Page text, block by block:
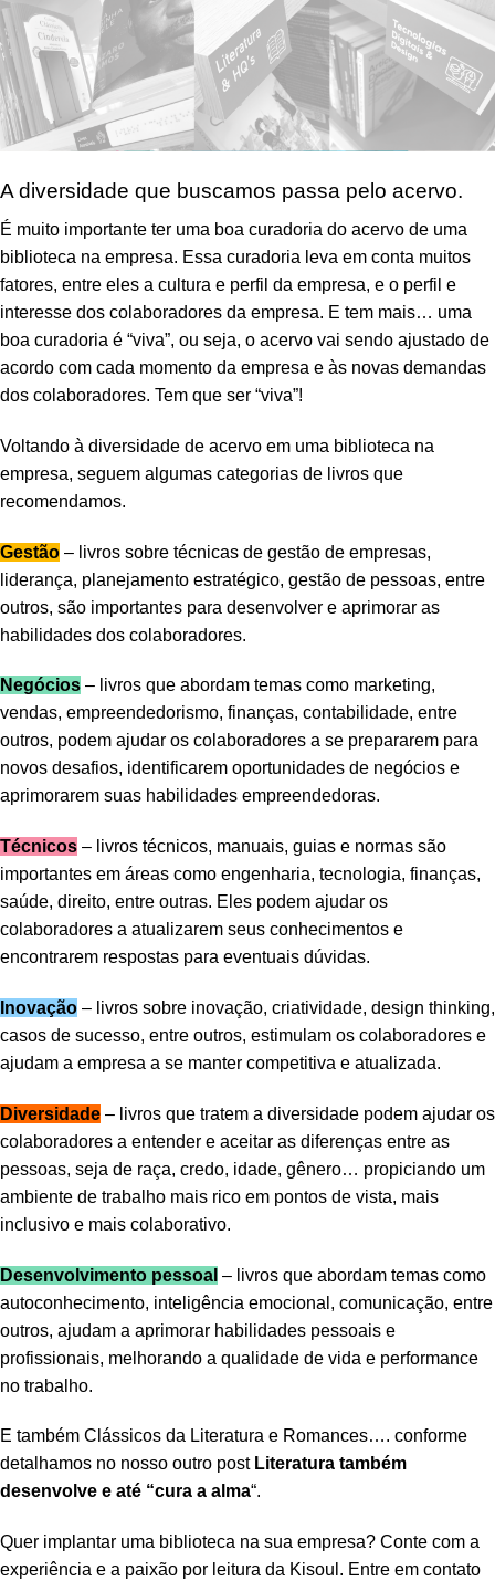
A diversidade que buscamos passa pelo acervo.
É muito importante ter uma boa curadoria do acervo de uma
biblioteca na empresa. Essa curadoria leva em conta muitos
fatores, entre eles a cultura e perfil da empresa, e o perfil e
interesse dos colaboradores da empresa. E tem mais… uma
boa curadoria é “viva”, ou seja, o acervo vai sendo ajustado de
acordo com cada momento da empresa e às novas demandas
dos colaboradores. Tem que ser “viva”!
Voltando à diversidade de acervo em uma biblioteca na
empresa, seguem algumas categorias de livros que
recomendamos.
Gestão – livros sobre técnicas de gestão de empresas,
liderança, planejamento estratégico, gestão de pessoas, entre
outros, são importantes para desenvolver e aprimorar as
habilidades dos colaboradores.
Negócios – livros que abordam temas como marketing,
vendas, empreendedorismo, finanças, contabilidade, entre
outros, podem ajudar os colaboradores a se prepararem para
novos desafios, identificarem oportunidades de negócios e
aprimorarem suas habilidades empreendedoras.
Técnicos – livros técnicos, manuais, guias e normas são
importantes em áreas como engenharia, tecnologia, finanças,
saúde, direito, entre outras. Eles podem ajudar os
colaboradores a atualizarem seus conhecimentos e
encontrarem respostas para eventuais dúvidas.
Inovação – livros sobre inovação, criatividade, design thinking,
casos de sucesso, entre outros, estimulam os colaboradores e
ajudam a empresa a se manter competitiva e atualizada.
Diversidade – livros que tratem a diversidade podem ajudar os
colaboradores a entender e aceitar as diferenças entre as
pessoas, seja de raça, credo, idade, gênero… propiciando um
ambiente de trabalho mais rico em pontos de vista, mais
inclusivo e mais colaborativo.
Desenvolvimento pessoal – livros que abordam temas como
autoconhecimento, inteligência emocional, comunicação, entre
outros, ajudam a aprimorar habilidades pessoais e
profissionais, melhorando a qualidade de vida e performance
no trabalho.
E também Clássicos da Literatura e Romances…. conforme
detalhamos no nosso outro post Literatura também
desenvolve e até “cura a alma“.
Quer implantar uma biblioteca na sua empresa? Conte com a
experiência e a paixão por leitura da Kisoul. Entre em contato